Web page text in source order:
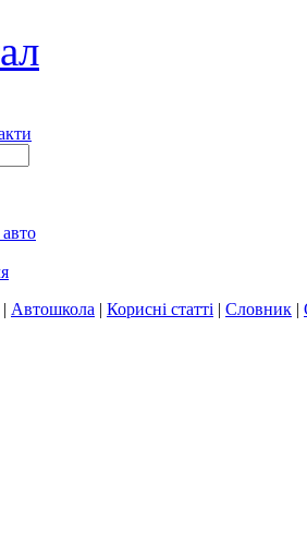
| Автошкола | Корисні статті | Словник |